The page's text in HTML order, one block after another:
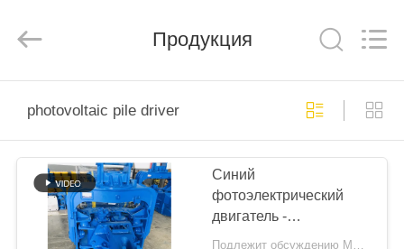
ПРОДУКТЫ
ШОУ
Ltd..
Продукция
photovoltaic pile driver
Синий
фотоэлектрический
двигатель -
гидравлический
Подлежит обсуждению MOQ:1 комплект